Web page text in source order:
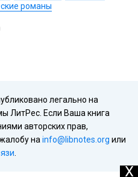
романы
легально на
ЛитРес. Если Ваша книга
авторских прав,
на info@libnotes.org или
X